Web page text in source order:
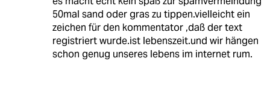
50mal sand oder gras zu tippen.vielleicht ein
zeichen für den kommentator ,daß der text
registriert wurde.ist lebenszeit.und wir hängen
schon genug unseres lebens im internet rum.